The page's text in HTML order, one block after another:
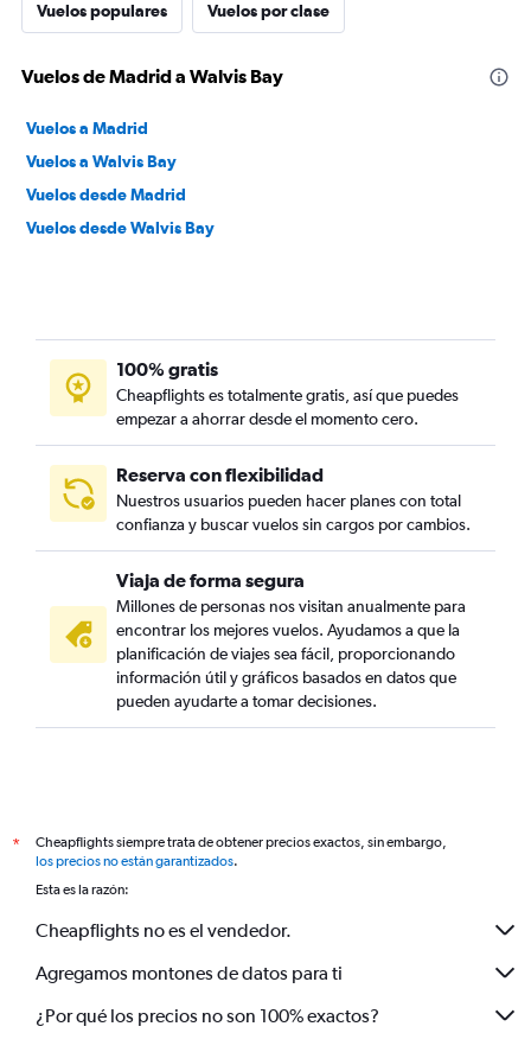
Vuelos populares Vuelos por clase
Vuelos de Madrid a Walvis Bay
Vuelos a Madrid
Vuelos a Walvis Bay
Vuelos desde Madrid
Vuelos desde Walvis Bay
100% gratis
Cheapflights es totalmente gratis, así que puedes
empezar a ahorrar desde el momento cero.
Reserva con flexibilidad
Nuestros usuarios pueden hacer planes con total
confianza y buscar vuelos sin cargos por cambios.
Viaja de forma segura
Millones de personas nos visitan anualmente para
encontrar los mejores vuelos. Ayudamos a que la
planificación de viajes sea fácil, proporcionando
información útil y gráficos basados en datos que
pueden ayudarte a tomar decisiones.
*
Cheapflights siempre trata de obtener precios exactos, sin embargo,
los precios no están garantizados.
Esta es la razón:
Cheapflights no es el vendedor.
Agregamos montones de datos para ti
¿Por qué los precios no son 100% exactos?